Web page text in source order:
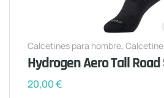
Calcetines para hombre,
Hydrogen Aero Tall Road
20,00€